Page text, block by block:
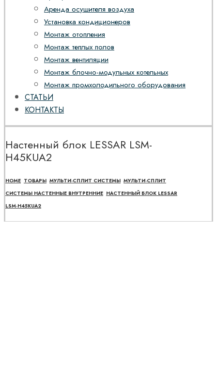
Аренда осушителя воздуха
Установка кондиционеров
Монтаж отопления
Монтаж теплых полов
Монтаж вентиляции
Монтаж блочно-модульных котельных
Монтаж промхолодильного оборудования
СТАТЬИ
КОНТАКТЫ
Настенный блок LESSAR LSM-
H45KUA2
HOME ТОВАРЫ МУЛЬТИ-СПЛИТ СИСТЕМЫ МУЛЬТИ-СПЛИТ
СИСТЕМЫ НАСТЕННЫЕ ВНУТРЕННИЕ НАСТЕННЫЙ БЛОК LESSAR
LSM-H45KUA2